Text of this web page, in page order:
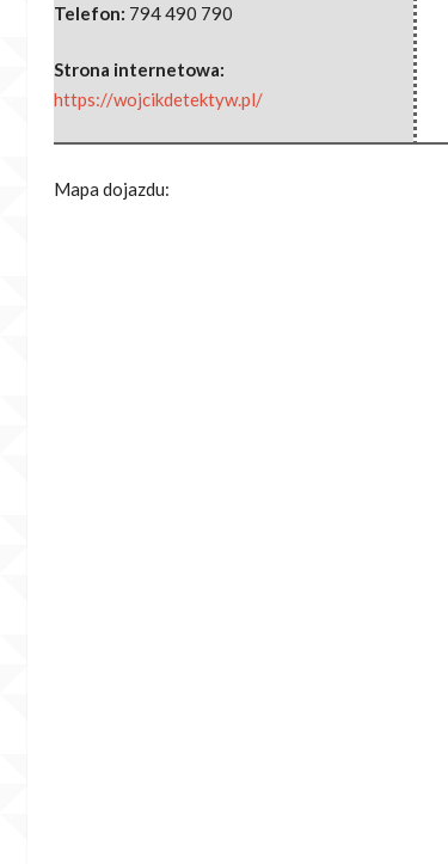
Telefon: 794 490 790
Strona internetowa:
https://wojcikdetektyw.pl/
Mapa dojazdu: